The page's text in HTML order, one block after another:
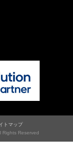
トマップ
Rights Reserved